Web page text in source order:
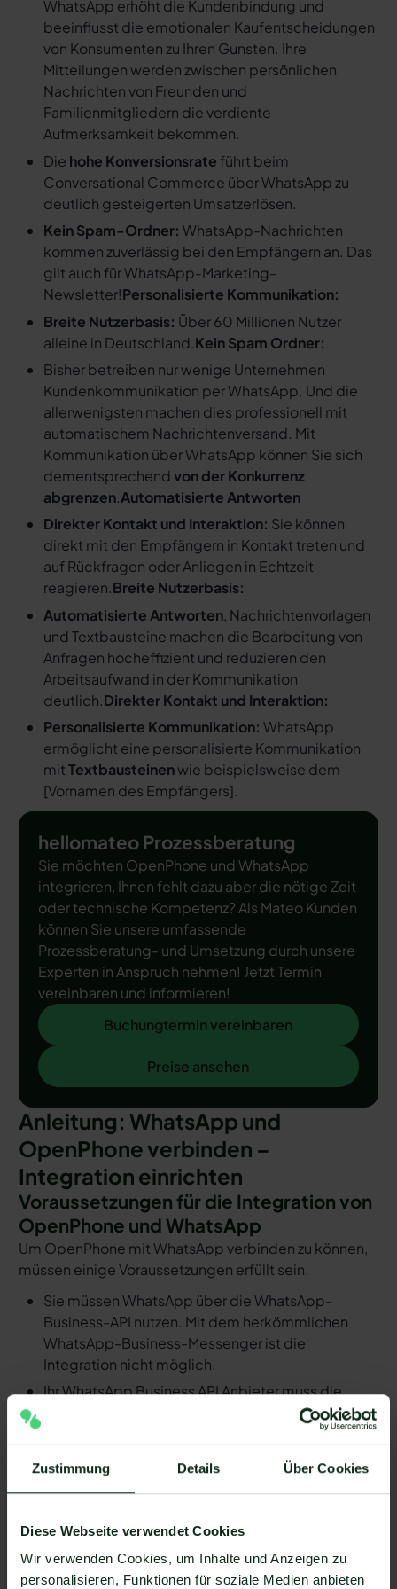
Zustimmung Details Über Cookies
Diese Webseite verwendet Cookies
Wir verwenden Cookies, um Inhalte und Anzeigen zu
personalisieren, Funktionen für soziale Medien anbieten
WhatsApp erhöht die Kundenbindung und
beeinflusst die emotionalen Kaufentscheidungen
von Konsumenten zu Ihren Gunsten. Ihre
Mitteilungen werden zwischen persönlichen
Nachrichten von Freunden und
Familienmitgliedern die verdiente
Aufmerksamkeit bekommen.
Die hohe Konversionsrate führt beim
Conversational Commerce über WhatsApp zu
deutlich gesteigerten Umsatzerlösen.
Kein Spam-Ordner: WhatsApp-Nachrichten
kommen zuverlässig bei den Empfängern an. Das
gilt auch für WhatsApp-Marketing-
Newsletter!Personalisierte Kommunikation:
Breite Nutzerbasis: Über 60 Millionen Nutzer
alleine in Deutschland.Kein Spam Ordner:
Bisher betreiben nur wenige Unternehmen
Kundenkommunikation per WhatsApp. Und die
allerwenigsten machen dies professionell mit
automatischem Nachrichtenversand. Mit
Kommunikation über WhatsApp können Sie sich
dementsprechendvon der Konkurrenz
abgrenzen.Automatisierte Antworten
Direkter Kontakt und Interaktion: Sie können
direkt mit den Empfängern in Kontakt treten und
auf Rückfragen oder Anliegen in Echtzeit
reagieren.Breite Nutzerbasis:
Automatisierte Antworten, Nachrichtenvorlagen
und Textbausteine machen die Bearbeitung von
Anfragen hocheffizient und reduzieren den
Arbeitsaufwand in der Kommunikation
deutlich.Direkter Kontakt und Interaktion:
Personalisierte Kommunikation: WhatsApp
ermöglicht eine personalisierte Kommunikation
mitTextbausteinenwie beispielsweise dem
[Vornamen des Empfängers].
hellomateo Prozessberatung
Sie möchten OpenPhone und WhatsApp
integrieren, Ihnen fehlt dazu aber die nötige Zeit
oder technische Kompetenz? Als Mateo Kunden
können Sie unsere umfassende
Prozessberatung- und Umsetzung durch unsere
Experten in Anspruch nehmen! Jetzt Termin
vereinbaren und informieren!
Buchungtermin vereinbaren
Buchungtermin vereinbaren
Preise ansehen
Preise ansehen
Anleitung: WhatsApp und
OpenPhone verbinden –
Integration einrichten
Voraussetzungen für die Integration von
OpenPhone und WhatsApp
Um OpenPhone mit WhatsApp verbinden zu können,
müssen einige Voraussetzungen erfüllt sein.
Sie müssen WhatsApp über die WhatsApp-
Business-API nutzen. Mit dem herkömmlichen
WhatsApp-Business-Messenger ist die
Integration nicht möglich.
Ihr WhatsApp Business API Anbieter muss die
nötige Software bereitstellen, um die Integration
zu ermöglichen. Längst nicht alle Anbieter der
von OpenPhone und WhatsApp zu ermöglichen.
Mit Mateo stehen Ihnen dank der Zapier
Sie mit WhatsApp verbinden können. Darunter ist
natürlich auch OpenPhone !